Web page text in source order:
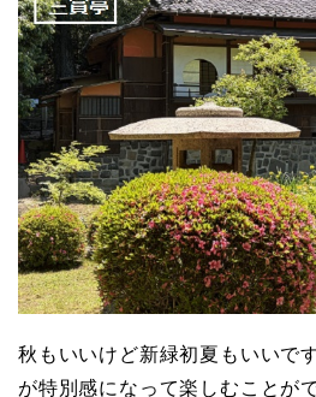
秋もいいけど新緑初夏もいいで
が特別感になって楽しむことが